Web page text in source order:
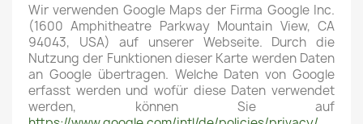
Wir verwenden Google Maps der Firma Google Inc.
(1600 Amphitheatre Parkway Mountain View, CA
94043, USA) auf unserer Webseite. Durch die
Nutzung der Funktionen dieser Karte werden Daten
an Google übertragen. Welche Daten von Google
erfasst werden und wofür diese Daten verwendet
werden, können Sie auf